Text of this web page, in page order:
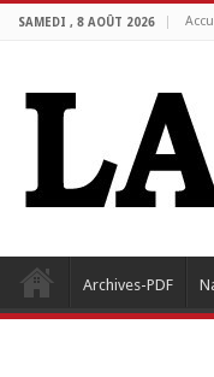
SAMEDI , 8 AOÛT 2026
Archives-PDF